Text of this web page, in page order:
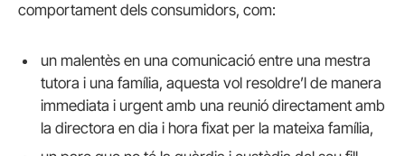
comportament dels consumidors, com:
un malentès en una comunicació entre una mestra
tutora i una família, aquesta vol resoldre’l de manera
immediata i urgent amb una reunió directament amb
la directora en dia i hora fixat per la mateixa família,